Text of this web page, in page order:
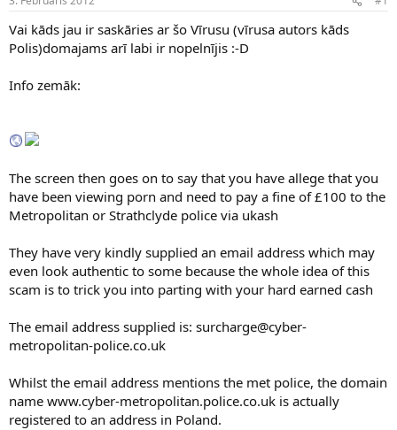
n
a
u
z
ā
s
a
u
m
Vai kāds jau ir saskāries ar šo Vīrusu (vīrusa autors kāds
Polis)domajams arī labi ir nopelnījis :-D
Info zemāk:
The screen then goes on to say that you have allege that you
have been viewing porn and need to pay a fine of £100 to the
Metropolitan or Strathclyde police via ukash
They have very kindly supplied an email address which may
even look authentic to some because the whole idea of this
scam is to trick you into parting with your hard earned cash
The email address supplied is: surcharge@cyber-
metropolitan-police.co.uk
Whilst the email address mentions the met police, the domain
name www.cyber-metropolitan.police.co.uk is actually
registered to an address in Poland.